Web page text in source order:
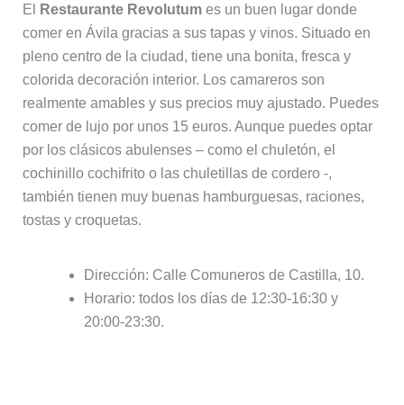
El Restaurante Revolutumes un buen lugar donde
comer en Ávila gracias a sus tapas y vinos. Situado en
pleno centro de la ciudad, tiene una bonita, fresca y
colorida decoración interior. Los camareros son
realmente amables y sus precios muy ajustado. Puedes
comer de lujo por unos 15 euros. Aunque puedes optar
por los clásicos abulenses – como el chuletón, el
cochinillo cochifrito o las chuletillas de cordero -,
también tienen muy buenas hamburguesas, raciones,
tostas y croquetas.
Dirección: Calle Comuneros de Castilla, 10.
Horario: todos los días de 12:30-16:30 y
20:00-23:30.